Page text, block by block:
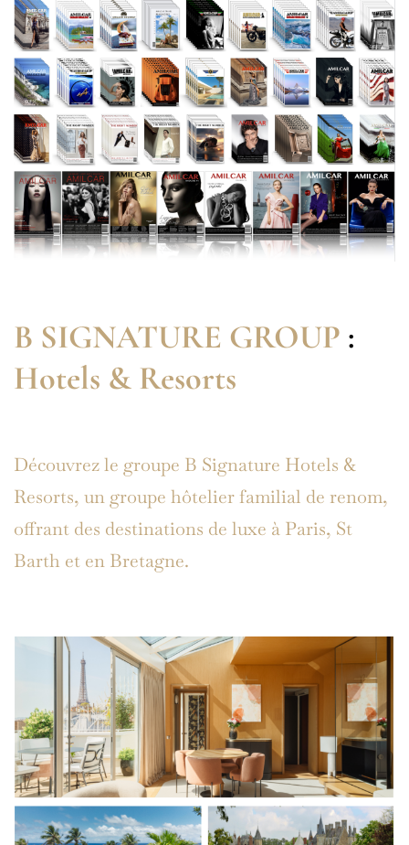
B SIGNATURE GROUP :
Hotels & Resorts
Découvrez le groupe B Signature Hotels &
Resorts, un groupe hôtelier familial de renom,
offrant des destinations de luxe à Paris, St
Barth et en Bretagne.